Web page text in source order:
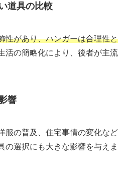
道具の比較
性があり、ハンガーは合理性と
活の簡略化により、後者が主流
響
服の普及、住宅事情の変化など
の選択にも大きな影響を与えま